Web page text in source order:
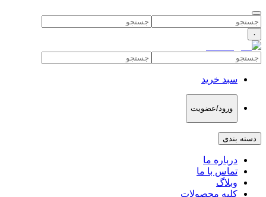
۰
سبد خرید
ورود/عضویت
دسته بندی
درباره ما
تماس با ما
وبلاگ
کلیه محصولات